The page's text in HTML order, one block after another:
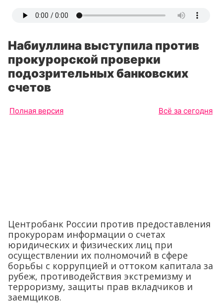
Набиуллина выступила против
прокурорской проверки
подозрительных банковских
счетов
Полная версия Всё за сегодня
Центробанк России против предоставления
прокурорам информации о счетах
юридических и физических лиц при
осуществлении их полномочий в сфере
борьбы с коррупцией и оттоком капитала за
рубеж, противодействия экстремизму и
терроризму, защиты прав вкладчиков и
заемщиков.